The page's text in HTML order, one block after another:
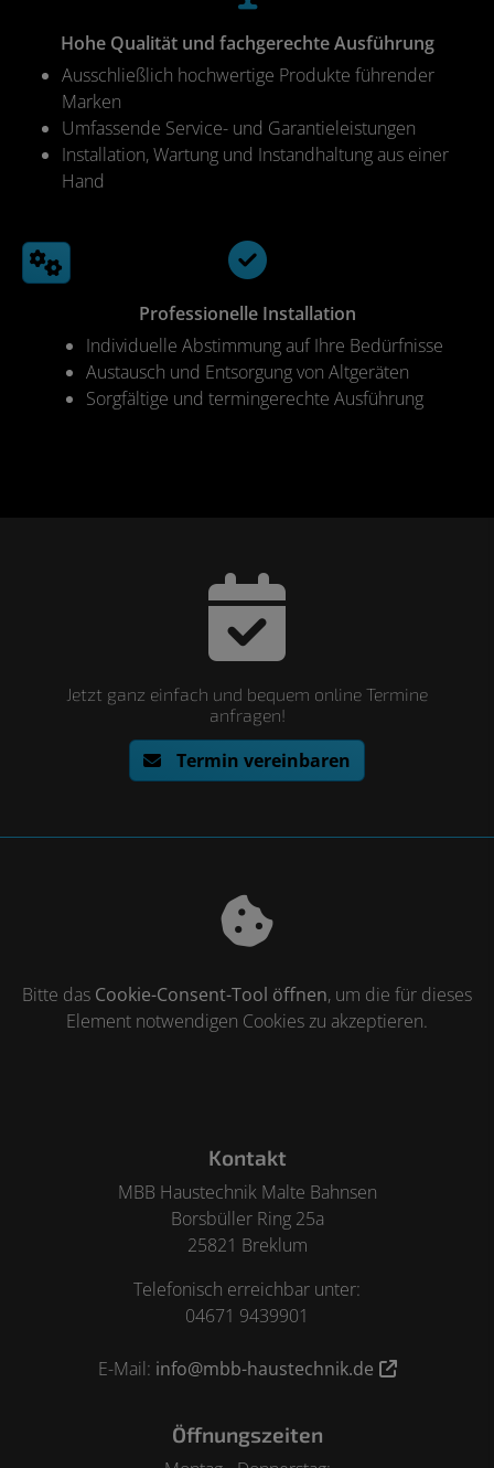
Hohe Qualität und fachgerechte Ausführung
Ausschließlich hochwertige Produkte führender
Marken
Umfassende Service- und Garantieleistungen
Installation, Wartung und Instandhaltung aus einer
Hand
Professionelle Installation
Individuelle Abstimmung auf Ihre Bedürfnisse
Austausch und Entsorgung von Altgeräten
Sorgfältige und termingerechte Ausführung
Jetzt ganz einfach und bequem online Termine
anfragen!
Termin vereinbaren
Bitte das Cookie-Consent-Tool öffnen, um die für dieses
Element notwendigen Cookies zu akzeptieren.
Footer - Kontaktdaten und Öffnungszeiten
Kontakt
MBB Haustechnik Malte Bahnsen
Borsbüller Ring 25a
25821 Breklum
Telefonisch erreichbar unter:
04671 9439901
E-Mail: info@mbb-haustechnik.de
Öffnungszeiten